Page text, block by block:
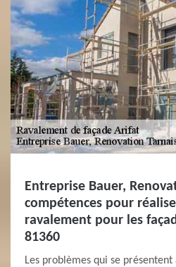
Entreprise Bauer,
compétences pour
ravalement pour les
81360
Les problèmes qui se